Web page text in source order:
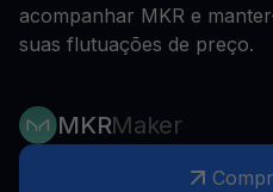
acompanhar MKR e
suas flutuações de preço.
MKRMaker